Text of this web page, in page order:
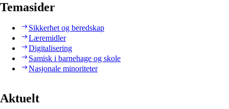
Temasider
Sikkerhet og beredskap
Læremidler
Digitalisering
Samisk i barnehage og skole
Nasjonale minoriteter
Aktuelt